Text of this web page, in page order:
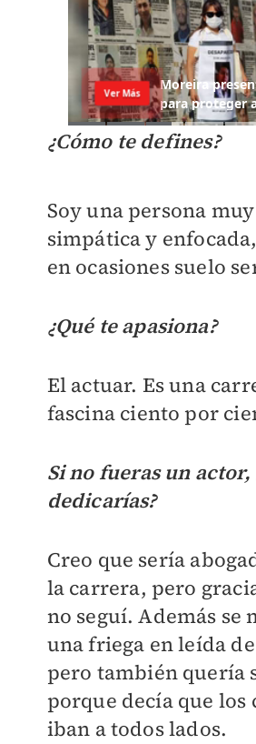
¿Cómo te defines?
Soy una persona
simpática y
en ocasiones suelo
¿Qué te apasiona?
El actuar. Es una
fascina ciento por
Si no fueras un actor,
dedicarías?
Creo que sería
la carrera, pero
no seguí. Además se
una friega en leída
pero también quería
porque decía que los
iban a todos lados.